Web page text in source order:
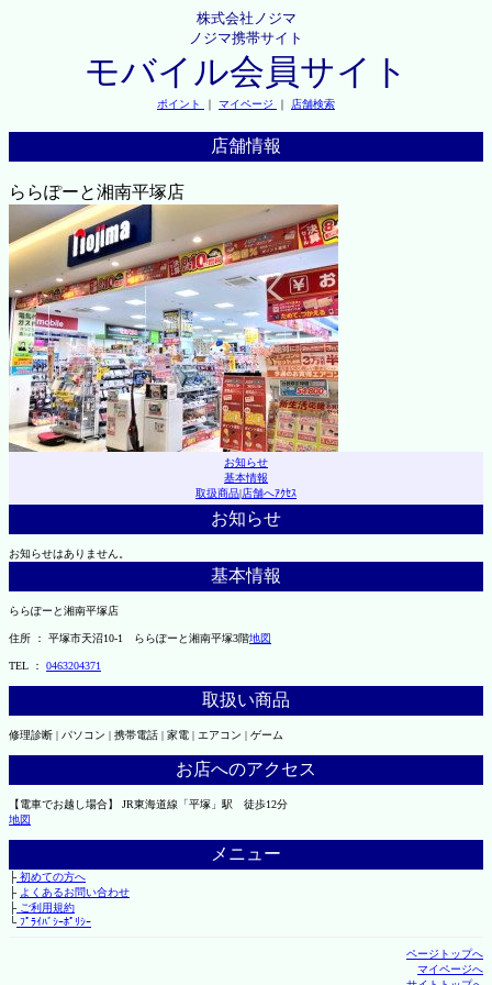
株式会社ノジマ
ノジマ携帯サイト
モバイル会員サイト
ポイント ｜ マイページ ｜ 店舗検索
店舗情報
ららぽーと湘南平塚店
お知らせ
基本情報
取扱商品|店舗へｱｸｾｽ
お知らせ
お知らせはありません。
基本情報
ららぽーと湘南平塚店
住所 ： 平塚市天沼10-1 ららぽーと湘南平塚3階地図
TEL ： 0463204371
取扱い商品
修理診断 | パソコン | 携帯電話 | 家電 | エアコン | ゲーム
お店へのアクセス
【電車でお越し場合】 JR東海道線「平塚」駅 徒歩12分
地図
メニュー
├初めての方へ
├ よくあるお問い合わせ
├ご利用規約
└ﾌﾟﾗｲﾊﾞｼｰﾎﾟﾘｼｰ
ページトップへ
マイページへ